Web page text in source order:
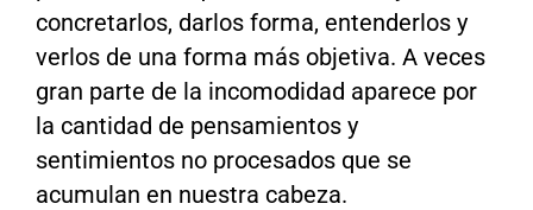
concretarlos, darlos forma, entenderlos y
verlos de una forma más objetiva. A veces
gran parte de la incomodidad aparece por
la cantidad de pensamientos y
sentimientos no procesados que se
acumulan en nuestra cabeza.